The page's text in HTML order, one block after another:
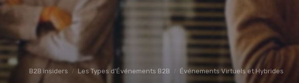
B2B insiders Les Types d'Événements B2B Événements Virtuels et Hybrides